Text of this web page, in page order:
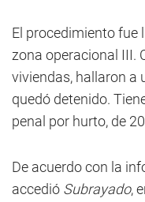
El procedimiento fue
zona operacional III.
viviendas, hallaron a
quedó detenido.
penal por hurto, de
De acuerdo con la
accedió Subrayado,